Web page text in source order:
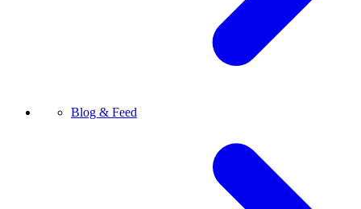
Blog & Feed